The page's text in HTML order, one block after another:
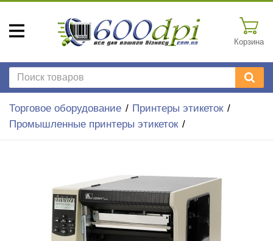
Корзина
Торговое оборудование
Принтеры этикеток
Промышленные принтеры этикеток